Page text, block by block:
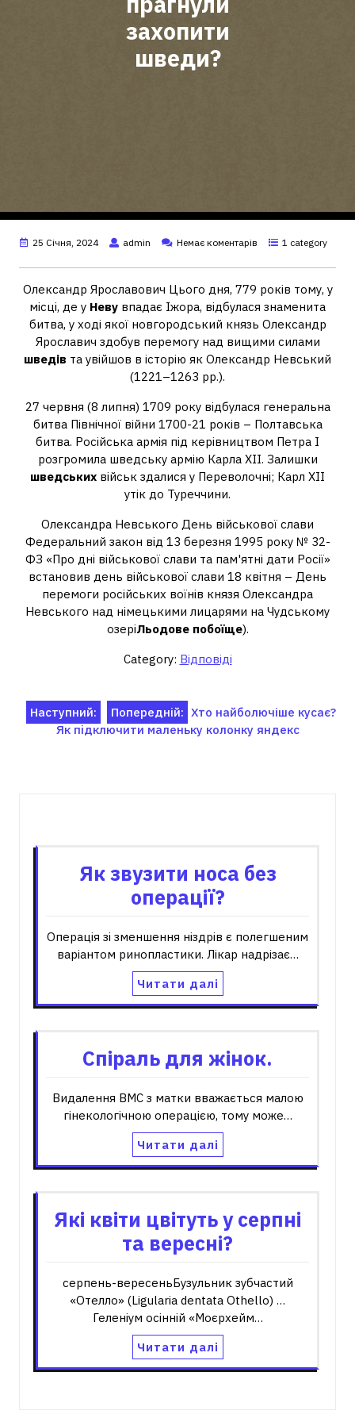
захопити
шведи?
25 Січня, 2024 admin Немає коментарів 1 category
Олександр Ярославович Цього дня, 779 років тому, у
місці, де у Неву впадає Іжора, відбулася знаменита
битва, у ході якої новгородський князь Олександр
Ярославич здобув перемогу над вищими силами
шведів та увійшов в історію як Олександр Невський
(1221–1263 рр.).
27 червня (8 липня) 1709 року відбулася генеральна
битва Північної війни 1700-21 років – Полтавська
битва. Російська армія під керівництвом Петра I
розгромила шведську армію Карла XII. Залишки
шведських військ здалися у Переволочні; Карл XII
утік до Туреччини.
Олександра Невського День військової слави
Федеральний закон від 13 березня 1995 року № 32-
ФЗ «Про дні військової слави та пам'ятні дати Росії»
встановив день військової слави 18 квітня – День
перемоги російських воїнів князя Олександра
Невського над німецькими лицарями на Чудському
озеріЛьодове побоїще).
Category: Відповіді
Навігація
записів
Попередній: Хто найболючіше кусає?
Наступний:
Як підключити маленьку колонку яндекс
Як звузити носа без
операції?
Операція зі зменшення ніздрів є полегшеним
варіантом ринопластики. Лікар надрізає…
Читати далі
Спіраль для жінок.
Видалення ВМС з матки вважається малою
гінекологічною операцією, тому може…
Читати далі
Які квіти цвітуть у серпні
та вересні?
серпень-вересеньБузульник зубчастий
«Отелло» (Ligularia dentata Othello) …
Геленіум осінній «Моєрхейм…
Читати далі